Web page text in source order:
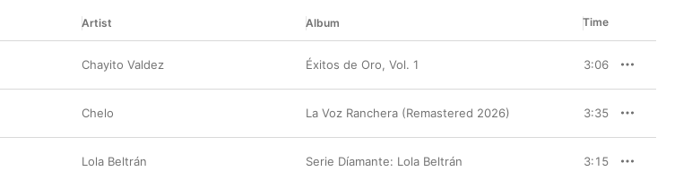
Artist Album Time
Chayito Valdez Éxitos de Oro, Vol. 1 3:06
Chelo La Voz Ranchera (Remastered 2026) 3:35
Lola Beltrán Serie Díamante: Lola Beltrán 3:15